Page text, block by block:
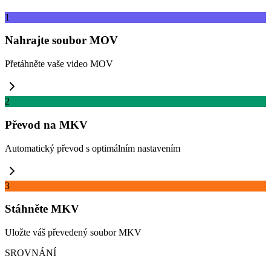
1
Nahrajte soubor MOV
Přetáhněte vaše video MOV
2
Převod na MKV
Automatický převod s optimálním nastavením
3
Stáhněte MKV
Uložte váš převedený soubor MKV
SROVNÁNÍ